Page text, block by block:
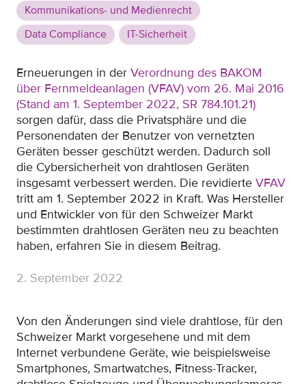
Kommunikations- und Medienrecht
Data Compliance
IT-Sicherheit
Erneuerungen in der Verordnung des BAKOM
über Fernmeldeanlagen (VFAV) vom 26. Mai 2016
(Stand am 1. September 2022, SR 784.101.21)
sorgen dafür, dass die Privatsphäre und die
Personendaten der Benutzer von vernetzten
Geräten besser geschützt werden. Dadurch soll
die Cybersicherheit von drahtlosen Geräten
insgesamt verbessert werden. Die revidierte VFAV
tritt am 1. September 2022 in Kraft. Was Hersteller
und Entwickler von für den Schweizer Markt
bestimmten drahtlosen Geräten neu zu beachten
haben, erfahren Sie in diesem Beitrag.
2. September 2022
Von den Änderungen sind viele drahtlose, für den
Schweizer Markt vorgesehene und mit dem
Internet verbundene Geräte, wie beispielsweise
Smartphones, Smartwatches, Fitness-Tracker,